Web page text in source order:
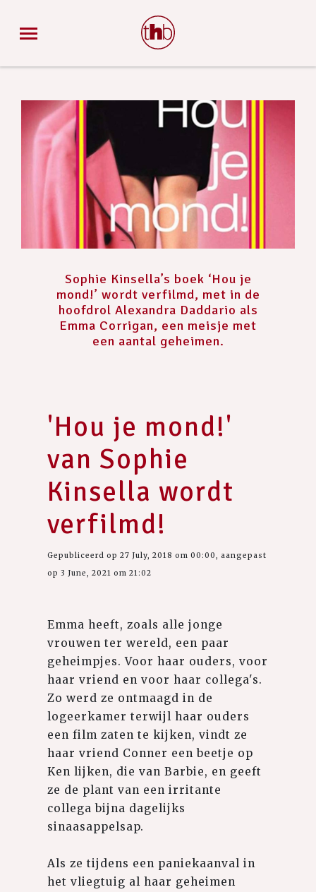
Sophie Kinsella’s boek ‘Hou je
mond!’ wordt verfilmd, met in de
hoofdrol Alexandra Daddario als
Emma Corrigan, een meisje met
een aantal geheimen.
'Hou je mond!'
van Sophie
Kinsella wordt
verfilmd!
Gepubliceerd op 27 July, 2018 om 00:00, aangepast
op 3 June, 2021 om 21:02
Emma heeft, zoals alle jonge
vrouwen ter wereld, een paar
geheimpjes. Voor haar ouders, voor
haar vriend en voor haar collega's.
Zo werd ze ontmaagd in de
logeerkamer terwijl haar ouders
een film zaten te kijken, vindt ze
haar vriend Conner een beetje op
Ken lijken, die van Barbie, en geeft
ze de plant van een irritante
collega bijna dagelijks
sinaasappelsap.
Als ze tijdens een paniekaanval in
het vliegtuig al haar geheimen